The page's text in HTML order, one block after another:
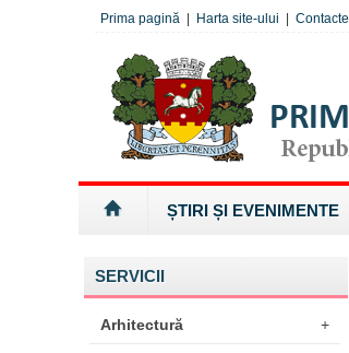
Prima pagină Harta site-ului Contacte
ȘTIRI ȘI EVENIMENTE
SERVICII
Arhitectură +